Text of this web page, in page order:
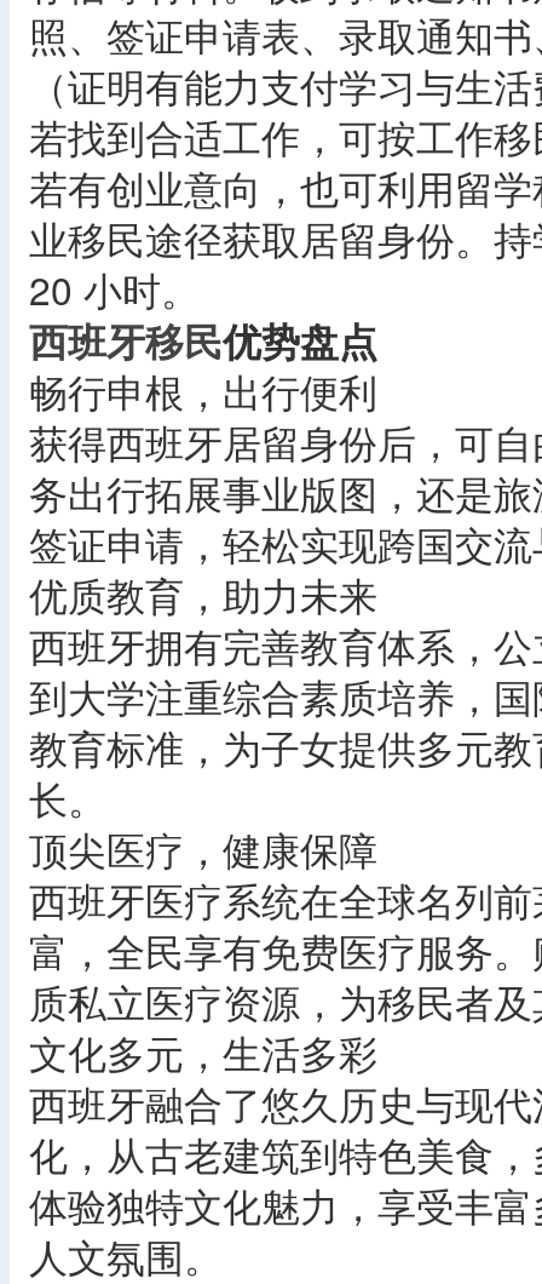
照、签证申请表、录取通知
（证明有能力支付学习与生
若找到合适工作，可按工作
若有创业意向，也可利用留
业移民途径获取居留身份。
20 小时。
西班牙移民优势盘点
畅行申根，出行便利
获得西班牙居留身份后，可
务出行拓展事业版图，还是
签证申请，轻松实现跨国交
优质教育，助力未来
西班牙拥有完善教育体系，
到大学注重综合素质培养，
教育标准，为子女提供多元
长。
顶尖医疗，健康保障
西班牙医疗系统在全球名列
富，全民享有免费医疗服务
质私立医疗资源，为移民者
文化多元，生活多彩
西班牙融合了悠久历史与现
化，从古老建筑到特色美食
体验独特文化魅力，享受丰
人文氛围。 ​